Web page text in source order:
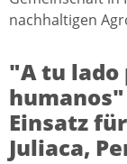
nachhaltigen
"A tu lado
Einsatz
Juliaca,